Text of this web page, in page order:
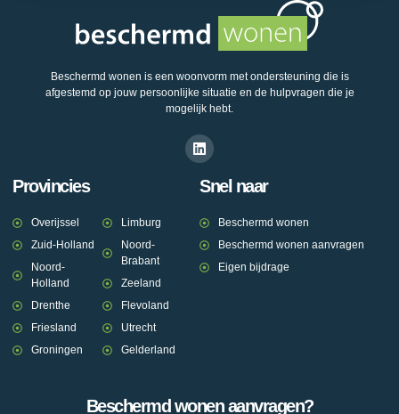
Beschermd wonen is een woonvorm met ondersteuning die is
afgestemd op jouw persoonlijke situatie en de hulpvragen die je
mogelijk hebt.
Provincies
Overijssel
Zuid-Holland
Noord-
Holland
Drenthe
Friesland
Groningen
Limburg
Noord-
Brabant
Zeeland
Flevoland
Utrecht
Gelderland
Snel naar
Beschermd wonen
Beschermd wonen aanvragen
Eigen bijdrage
Beschermd wonen aanvragen?